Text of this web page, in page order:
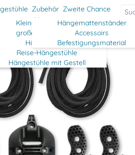
Kleine Hängestühle
große Hängestühle
Hängehöhlen
Reise-Hängestühle
Hängestühle mit Gestell
Zubehör
Hängemattenständer
Accessoirs
Befestigungsmaterial
Zweite Chance